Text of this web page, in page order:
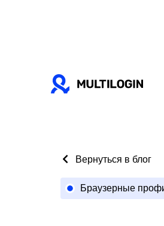
Вернуться в блог
Браузерные